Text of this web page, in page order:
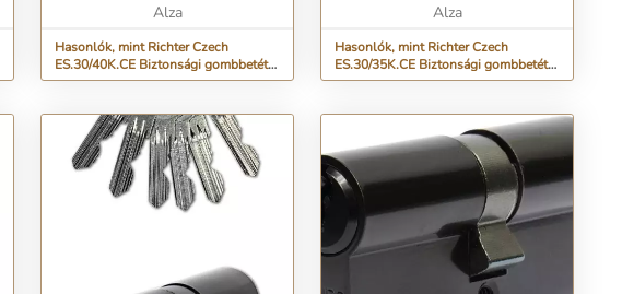
Alza
Hasonlók, mint Richter Czech
ES.30/40K.CE Biztonsági gombbetét
RC3
Alza
Hasonlók, mint Richter Czech
ES.30/35K.CE Biztonsági gombbetét
RC3